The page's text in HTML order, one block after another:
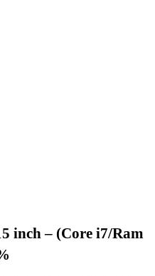
inch – (Core i7/Ram